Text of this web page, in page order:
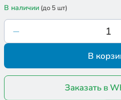
В наличии (до 5 шт)
В
Заказать в